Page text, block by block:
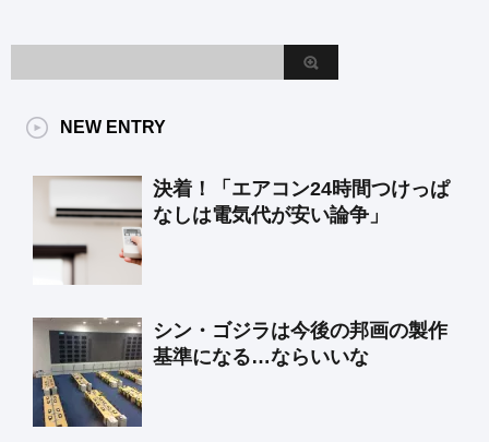
NEW ENTRY
決着！「エアコン24時間つけっぱ
なしは電気代が安い論争」
シン・ゴジラは今後の邦画の製作
基準になる…ならいいな